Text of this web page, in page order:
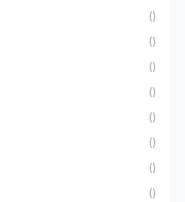
()
()
()
()
()
()
()
()